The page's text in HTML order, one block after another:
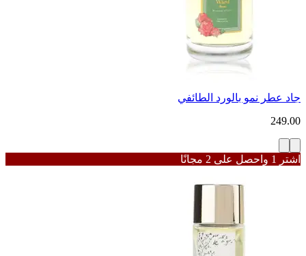
جاد عطر نمو بالورد الطائفي
249.00
اشترِ 1 واحصل على 2 مجانًا